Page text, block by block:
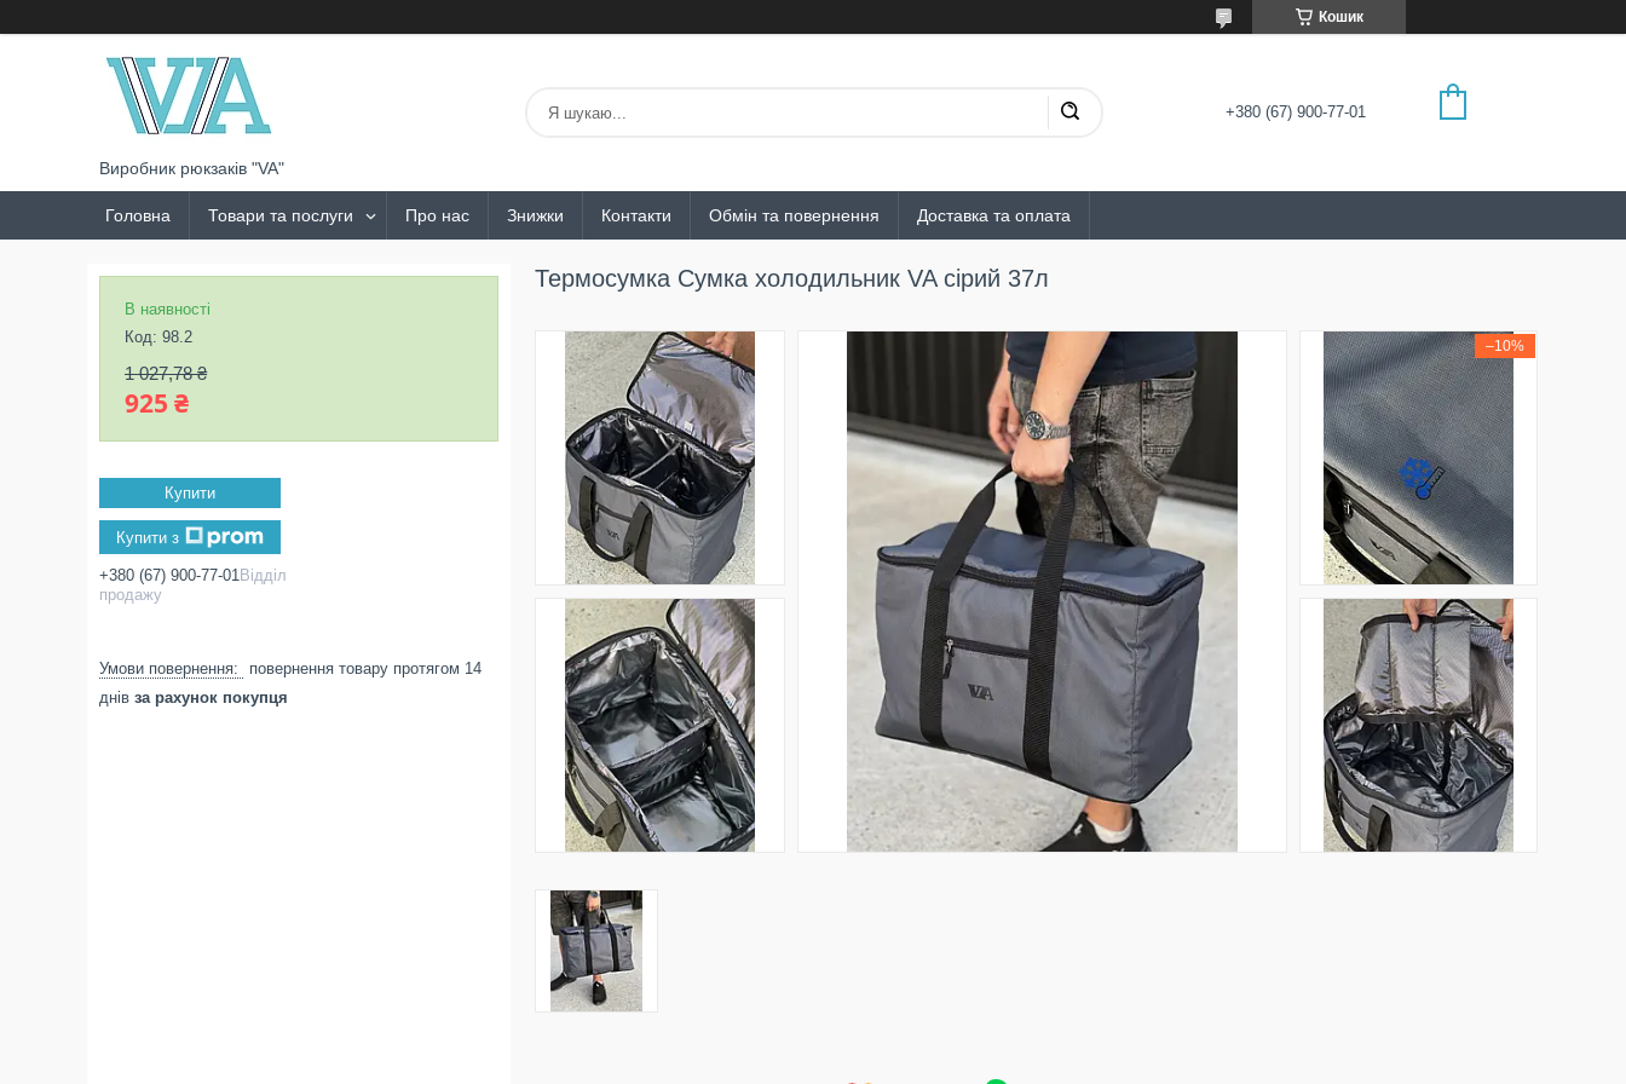
Кошик
Виробник рюкзаків "VA"
+380 (67) 900-77-01
Головна Товари та послуги Про нас Знижки Контакти Обмін та повернення Доставка та оплата
Термосумка Сумка холодильник VA сірий 37л
–10%
В наявності
Код: 98.2
1 027,78 ₴
925 ₴
Купити
Купити з
+380 (67) 900-77-01Відділ
продажу
повернення товару протягом 14
днів за рахунок покупця